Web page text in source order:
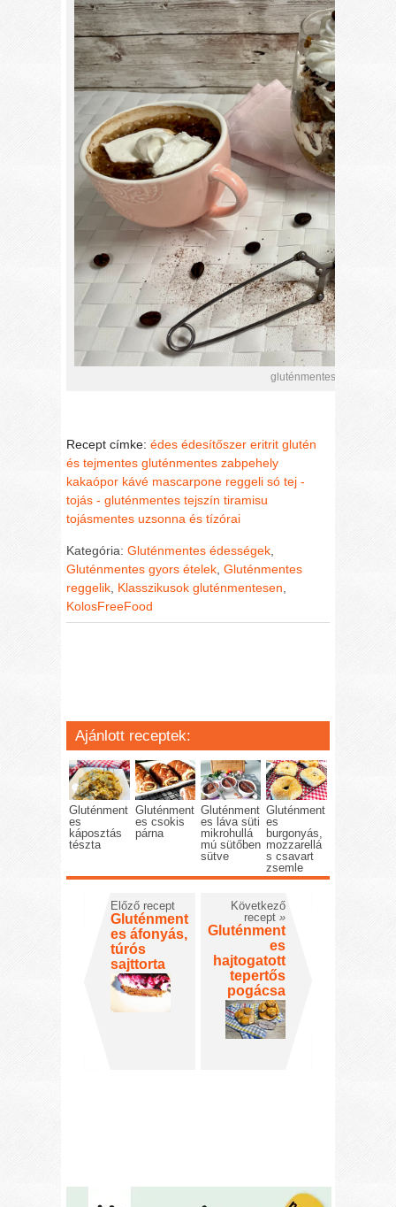
gluténmentes hamis
Recept címke:édes édesítőszer eritrit glutén
és tejmentes gluténmentes zabpehely
kakaópor kávé mascarpone reggeli só tej -
tojás - gluténmentes tejszín tiramisu
tojásmentes uzsonna és tízórai
Kategória:Gluténmentes édességek
Gluténmentes gyors ételek ,Gluténmentes
reggelik Klasszikusok gluténmentesen
KolosFreeFood
Ajánlott receptek:
Gluténment
es
káposztás
tészta
Gluténment
es csokis
párna
Gluténment
es láva süti
mikrohullá
mú sütőben
sütve
Gluténment
es
burgonyás,
mozzarellá
s csavart
zsemle
Előző recept
Gluténment
es áfonyás,
túrós
sajttorta
Következő
recept »
Gluténment
es
hajtogatott
tepertős
pogácsa